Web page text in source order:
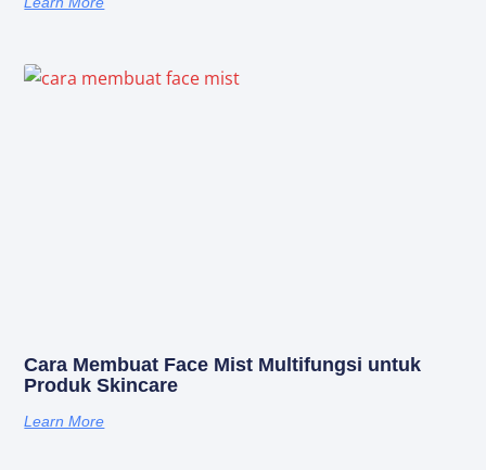
Cara Membuat Face Mist Multifungsi untuk
Produk Skincare
Learn More